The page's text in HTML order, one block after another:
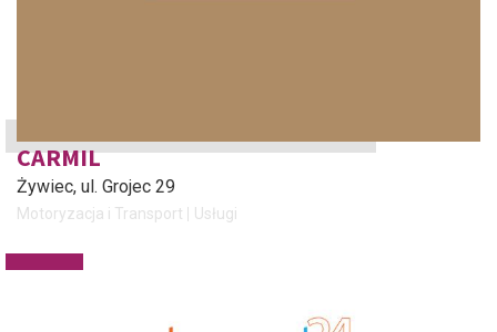
CARMIL
Żywiec, ul. Grojec 29
Motoryzacja i Transport Usługi